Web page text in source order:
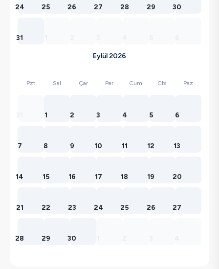
24 25 26 27 28 29 30
31
Eylül 2026
Pzt Sal Çar Per Cum Cts Paz
1 2 3 4 5 6
7 8 9 10 11 12 13
14 15 16 17 18 19 20
21 22 23 24 25 26 27
28 29 30